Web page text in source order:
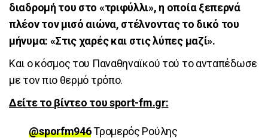
διαδρομή του στο «τριφύλλι», η οποία ξεπερνά
πλέον τον μισό αιώνα, στέλνοντας το δικό του
μήνυμα: «Στις χαρές και στις λύπες μαζί».
Και ο κόσμος του Παναθηναϊκού τού το ανταπέδωσε
με τον πιο θερμό τρόπο.
Δείτε το βίντεο του sport-fm.gr:
@sporfm946Τρομερός Ρούλης